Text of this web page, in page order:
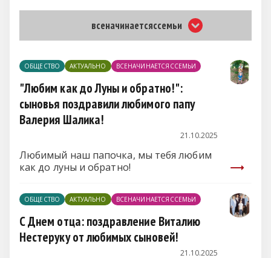
всеначинаетсяссемьи
ОБЩЕСТВО АКТУАЛЬНО ВСЕНАЧИНАЕТСЯССЕМЬИ
"Любим как до Луны и обратно!":
сыновья поздравили любимого папу
Валерия Шалика!
21.10.2025
Любимый наш папочка, мы тебя любим
как до луны и обратно!
ОБЩЕСТВО АКТУАЛЬНО ВСЕНАЧИНАЕТСЯССЕМЬИ
С Днем отца: поздравление Виталию
Нестеруку от любимых сыновей!
21.10.2025